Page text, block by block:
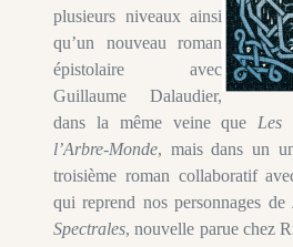
plusieurs niveaux ainsi
qu’un nouveau roman
épistolaire avec
Guillaume Dalaudier,
dans la même veine que Les
l’Arbre-Monde, mais dans un
troisième roman collaboratif
qui reprend nos personnages de
Spectrales, nouvelle parue chez